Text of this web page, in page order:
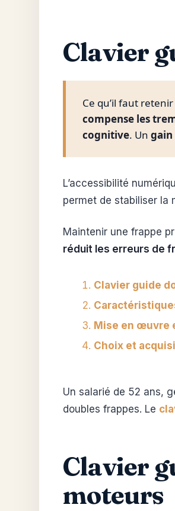
Clavier
Ce qu’il faut retenir
compense les
cognitive. Un
L’accessibilité
permet de stabiliser la
Maintenir une frappe
réduit les erreurs de
Clavier guide
Mise en œuvre
Choix et
Un salarié de 52 ans,
doubles frappes. Le
Clavier
moteurs